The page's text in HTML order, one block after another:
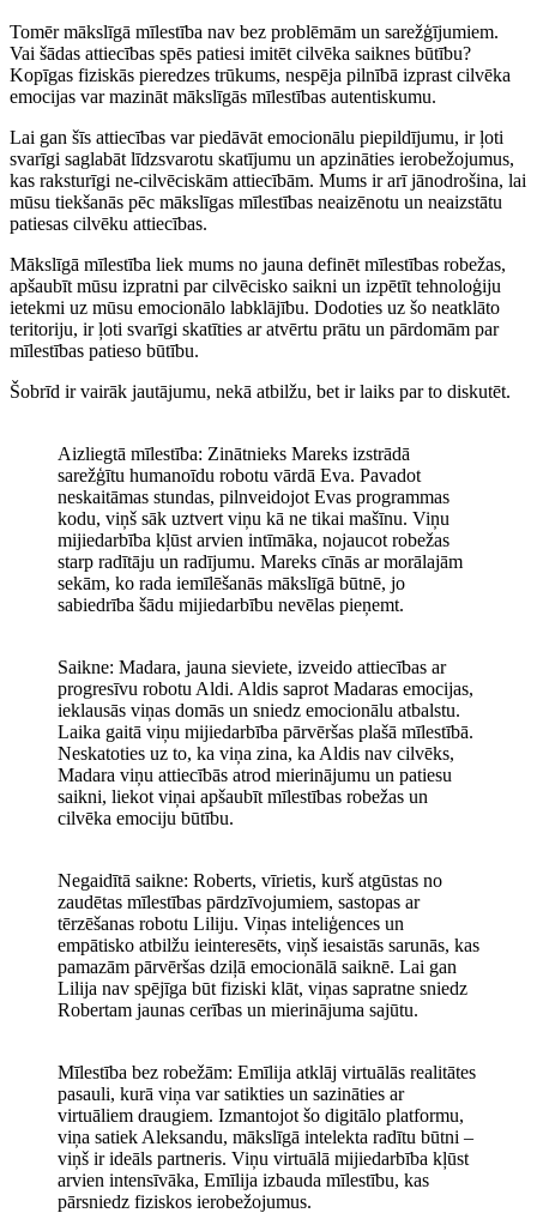
Tomēr mākslīgā mīlestība nav bez problēmām un sarežģījumiem.
Vai šādas attiecības spēs patiesi imitēt cilvēka saiknes būtību?
Kopīgas fiziskās pieredzes trūkums, nespēja pilnībā izprast cilvēka
emocijas var mazināt mākslīgās mīlestības autentiskumu.
Lai gan šīs attiecības var piedāvāt emocionālu piepildījumu, ir ļoti
svarīgi saglabāt līdzsvarotu skatījumu un apzināties ierobežojumus,
kas raksturīgi ne-cilvēciskām attiecībām. Mums ir arī jānodrošina, lai
mūsu tiekšanās pēc mākslīgas mīlestības neaizēnotu un neaizstātu
patiesas cilvēku attiecības.
Mākslīgā mīlestība liek mums no jauna definēt mīlestības robežas,
apšaubīt mūsu izpratni par cilvēcisko saikni un izpētīt tehnoloģiju
ietekmi uz mūsu emocionālo labklājību. Dodoties uz šo neatklāto
teritoriju, ir ļoti svarīgi skatīties ar atvērtu prātu un pārdomām par
mīlestības patieso būtību.
Šobrīd ir vairāk jautājumu, nekā atbilžu, bet ir laiks par to diskutēt.
Aizliegtā mīlestība: Zinātnieks Mareks izstrādā
sarežģītu humanoīdu robotu vārdā Eva. Pavadot
neskaitāmas stundas, pilnveidojot Evas programmas
kodu, viņš sāk uztvert viņu kā ne tikai mašīnu. Viņu
mijiedarbība kļūst arvien intīmāka, nojaucot robežas
starp radītāju un radījumu. Mareks cīnās ar morālajām
sekām, ko rada iemīlēšanās mākslīgā būtnē, jo
sabiedrība šādu mijiedarbību nevēlas pieņemt.
Saikne: Madara, jauna sieviete, izveido attiecības ar
progresīvu robotu Aldi. Aldis saprot Madaras emocijas,
ieklausās viņas domās un sniedz emocionālu atbalstu.
Laika gaitā viņu mijiedarbība pārvēršas plašā mīlestībā.
Neskatoties uz to, ka viņa zina, ka Aldis nav cilvēks,
Madara viņu attiecībās atrod mierinājumu un patiesu
saikni, liekot viņai apšaubīt mīlestības robežas un
cilvēka emociju būtību.
Negaidītā saikne: Roberts, vīrietis, kurš atgūstas no
zaudētas mīlestības pārdzīvojumiem, sastopas ar
tērzēšanas robotu Liliju. Viņas inteliģences un
empātisko atbilžu ieinteresēts, viņš iesaistās sarunās, kas
pamazām pārvēršas dziļā emocionālā saiknē. Lai gan
Lilija nav spējīga būt fiziski klāt, viņas sapratne sniedz
Robertam jaunas cerības un mierinājuma sajūtu.
Mīlestība bez robežām: Emīlija atklāj virtuālās realitātes
pasauli, kurā viņa var satikties un sazināties ar
virtuāliem draugiem. Izmantojot šo digitālo platformu,
viņa satiek Aleksandu, mākslīgā intelekta radītu būtni –
viņš ir ideāls partneris. Viņu virtuālā mijiedarbība kļūst
arvien intensīvāka, Emīlija izbauda mīlestību, kas
pārsniedz fiziskos ierobežojumus.